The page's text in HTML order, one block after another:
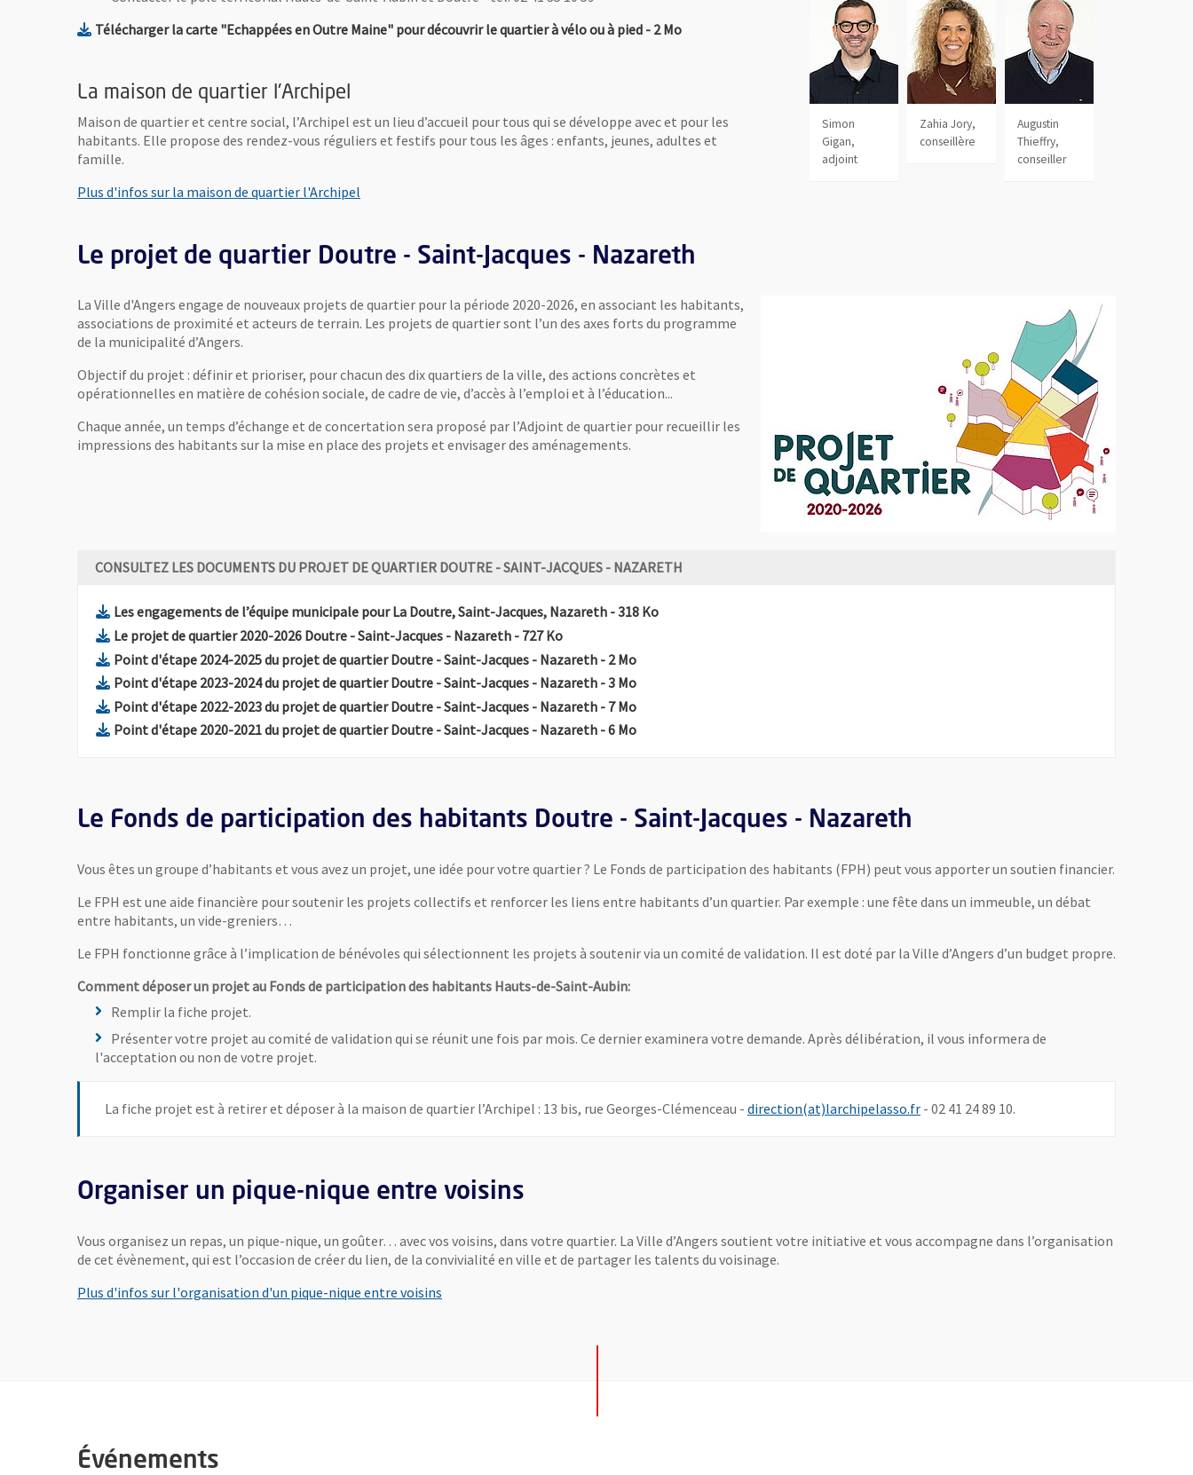
Télécharger la carte "Echappées en Outre Maine" pour découvrir le quartier à vélo ou à pied, Fichier au format Pdf
- 2 Mo, Ouvre une nouvelle fenêtre
La maison de quartier l'Archipel
Maison de quartier et centre social, l’Archipel est un lieu d’accueil pour tous qui se développe avec et pour les
habitants. Elle propose des rendez-vous réguliers et festifs pour tous les âges : enfants, jeunes, adultes et
famille.
Plus d'infos sur la maison de quartier l'Archipel
Simon
Gigan,
adjoint
Zahia Jory,
conseillère
Augustin
Thieffry,
conseiller
Le projet de quartier Doutre - Saint-Jacques - Nazareth
La Ville d'Angers engage de nouveaux projets de quartier pour la période 2020-2026, en associant les habitants,
associations de proximité et acteurs de terrain. Les projets de quartier sont l’un des axes forts du programme
de la municipalité d’Angers.
Objectif du projet : définir et prioriser, pour chacun des dix quartiers de la ville, des actions concrètes et
opérationnelles en matière de cohésion sociale, de cadre de vie, d’accès à l’emploi et à l’éducation...
Chaque année, un temps d’échange et de concertation sera proposé par l’Adjoint de quartier pour recueillir les
impressions des habitants sur la mise en place des projets et envisager des aménagements.
CONSULTEZ LES DOCUMENTS DU PROJET DE QUARTIER DOUTRE - SAINT-JACQUES - NAZARETH
Les engagements de l’équipe municipale pour La Doutre, Saint-Jacques, Nazareth, Fichier au format Pdf
- 318 Ko, Ouvre une nouvelle fenêtre
Le projet de quartier 2020-2026 Doutre - Saint-Jacques - Nazareth, Fichier au format Pdf
- 727 Ko, Ouvre une nouvelle fenêtre
Point d'étape 2024-2025 du projet de quartier Doutre - Saint-Jacques - Nazareth, Fichier au format Pdf
- 2 Mo, Ouvre une nouvelle fenêtre
Point d'étape 2023-2024 du projet de quartier Doutre - Saint-Jacques - Nazareth, Fichier au format Pdf
- 3 Mo, Ouvre une nouvelle fenêtre
Point d'étape 2022-2023 du projet de quartier Doutre - Saint-Jacques - Nazareth, Fichier au format Pdf
- 7 Mo, Ouvre une nouvelle fenêtre
Point d'étape 2020-2021 du projet de quartier Doutre - Saint-Jacques - Nazareth, Fichier au format Pdf
- 6 Mo, Ouvre une nouvelle fenêtre
Le Fonds de participation des habitants Doutre - Saint-Jacques - Nazareth
Vous êtes un groupe d’habitants et vous avez un projet, une idée pour votre quartier ? Le Fonds de participation des habitants (FPH) peut vous apporter un soutien financier.
Le FPH est une aide financière pour soutenir les projets collectifs et renforcer les liens entre habitants d’un quartier. Par exemple : une fête dans un immeuble, un débat
entre habitants, un vide-greniers…
Le FPH fonctionne grâce à l’implication de bénévoles qui sélectionnent les projets à soutenir via un comité de validation. Il est doté par la Ville d’Angers d’un budget propre.
Comment déposer un projet au Fonds de participation des habitants Hauts-de-Saint-Aubin:
Remplir la fiche projet.
Présenter votre projet au comité de validation qui se réunit une fois par mois. Ce dernier examinera votre demande. Après délibération, il vous informera de
l'acceptation ou non de votre projet.
La fiche projet est à retirer et déposer à la maison de quartier l’Archipel : 13 bis, rue Georges-Clémenceau - direction(at)larchipelasso.fr, Ouvre une nouvelle fenêtre
- 02 41 24 89 10.
Organiser un pique-nique entre voisins
Vous organisez un repas, un pique-nique, un goûter… avec vos voisins, dans votre quartier. La Ville d’Angers soutient votre initiative et vous accompagne dans l’organisation
de cet évènement, qui est l’occasion de créer du lien, de la convivialité en ville et de partager les talents du voisinage.
Plus d'infos sur l'organisation d'un pique-nique entre voisins
Événements